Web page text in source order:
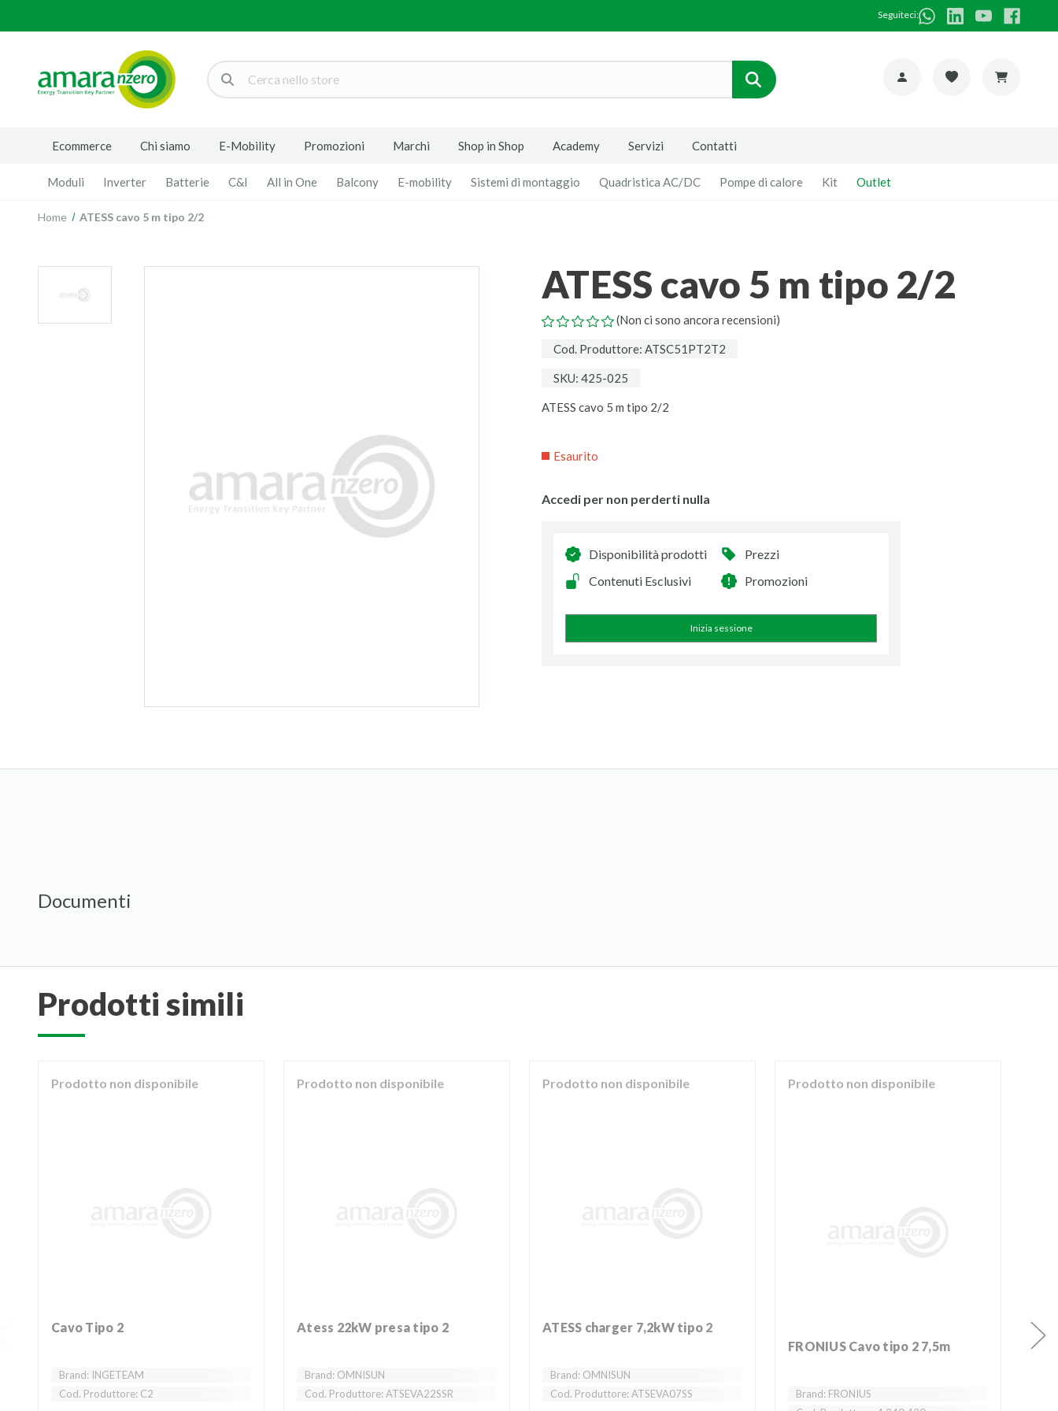
Seguiteci:
Cerca
Ecommerce Chi siamo E-Mobility Promozioni Marchi Shop in Shop Academy Servizi Contatti
Moduli Inverter Batterie C&I All in One Balcony E-mobility Sistemi di montaggio Quadristica AC/DC Pompe di calore Kit Outlet
Home ATESS cavo 5 m tipo 2/2
ATESS cavo 5 m tipo 2/2
(Non ci sono ancora recensioni)
Cod. Produttore: ATSC51PT2T2
SKU: 425-025
ATESS cavo 5 m tipo 2/2
Esaurito
Accedi per non perderti nulla
Disponibilità prodotti
Prezzi
Contenuti Esclusivi
Promozioni
Inizia sessione
Documenti
prodotti simili
Prodotto non disponibile
Cavo Tipo 2
Brand: INGETEAM
Cod. Produttore: C2
Prodotto non disponibile
Atess 22kW presa tipo 2
Brand: OMNISUN
Cod. Produttore: ATSEVA22SSR
Prodotto non disponibile
ATESS charger 7,2kW tipo 2
Brand: OMNISUN
Cod. Produttore: ATSEVA07SS
Prodotto non disponibile
FRONIUS Cavo tipo 2 7,5m
Brand: FRONIUS